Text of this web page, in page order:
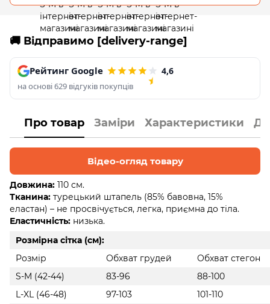
🚚 Відправимо [delivery-range]
Рейтинг Google 4,6
на основі 629 відгуків покупців
Про товар Заміри Характеристики
Відео-огляд товару
Довжина: 110 см.
Тканина: турецький штапель (85% бавовна, 15%
еластан) – не просвічується, легка, приємна до тіла.
Еластичність: низька.
Розмірна сітка (см):
Розмір
Обхват грудей
Обхват стегон
S-M (42-44)
83-96
88-100
L-XL (46-48)
97-103
101-110